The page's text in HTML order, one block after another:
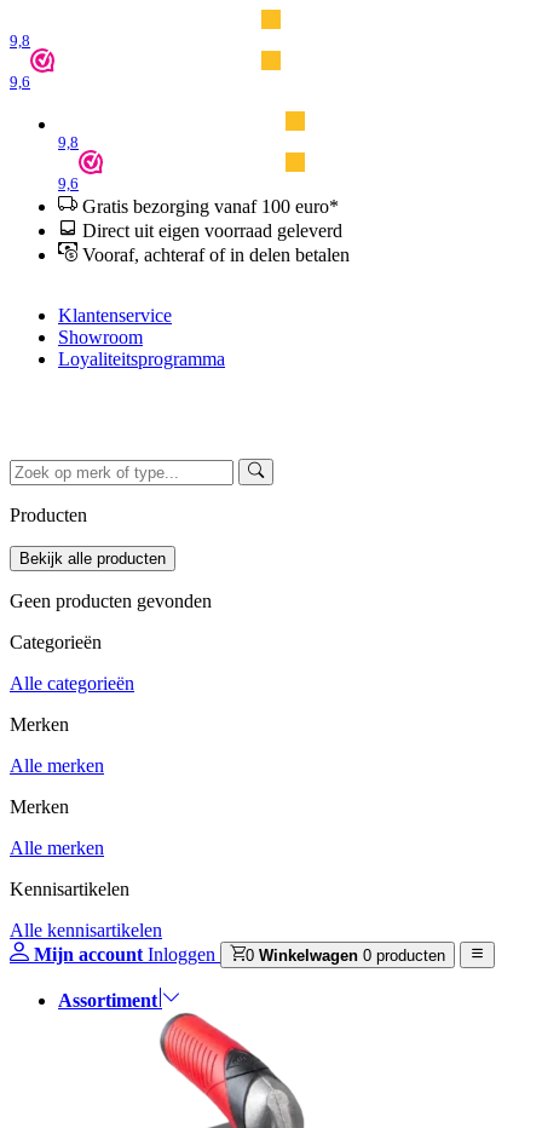
9,8
9,6
9,8
9,6
Gratis bezorging vanaf 100 euro*
Direct uit eigen voorraad geleverd
Vooraf, achteraf of in delen betalen
Klantenservice
Showroom
Loyaliteitsprogramma
Producten
Geen producten gevonden
Categorieën
Alle categorieën
Merken
Alle merken
Merken
Alle merken
Kennisartikelen
Alle kennisartikelen
Mijn account Inloggen 0 Winkelwagen 0 producten
Assortiment